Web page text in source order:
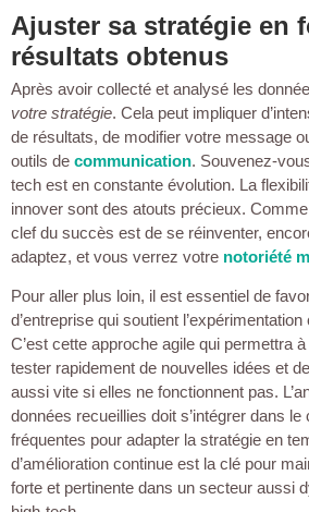
Ajuster sa stratégie en
résultats obtenus
Après avoir collecté et analysé les
votre stratégie. Cela peut impliquer
de résultats, de modifier votre message
outils de communication. Souvenez-
tech est en constante évolution. La
innover sont des atouts précieux.
clef du succès est de se réinventer,
adaptez, et vous verrez votre notoriété
Pour aller plus loin, il est essentiel de
d’entreprise qui soutient l’expérimentation
C’est cette approche agile qui permettra
tester rapidement de nouvelles idées et
aussi vite si elles ne fonctionnent pas.
données recueillies doit s’intégrer dans le
fréquentes pour adapter la stratégie en
d’amélioration continue est la clé pour
forte et pertinente dans un secteur aussi